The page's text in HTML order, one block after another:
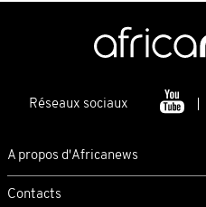
Réseaux sociaux
A propos d'Africanews
Contacts